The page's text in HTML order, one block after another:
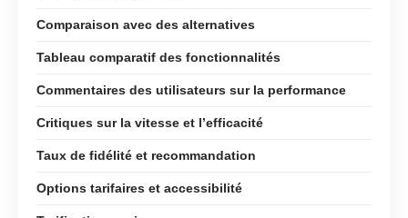
Comparaison avec des alternatives
Tableau comparatif des fonctionnalités
Commentaires des utilisateurs sur la performance
Critiques sur la vitesse et l’efficacité
Taux de fidélité et recommandation
Options tarifaires et accessibilité